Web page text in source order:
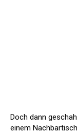
Doch dann
einem